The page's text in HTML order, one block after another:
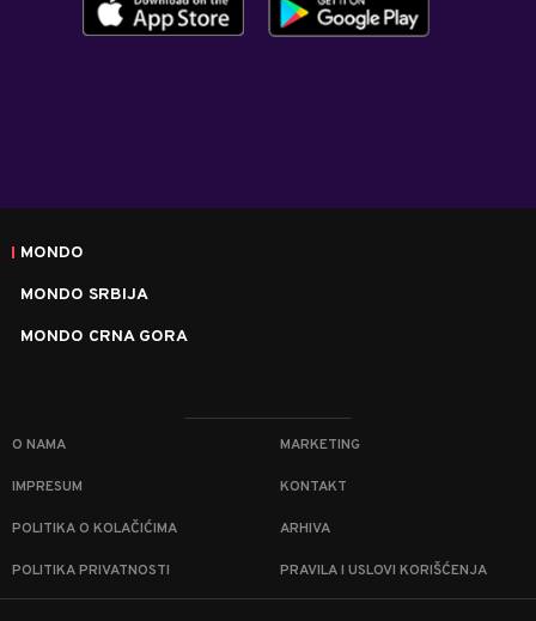
MONDO
MONDO SRBIJA
MONDO CRNA GORA
O NAMA MARKETING
IMPRESUM KONTAKT
POLITIKA O KOLAČIĆIMA ARHIVA
POLITIKA PRIVATNOSTI PRAVILA I USLOVI KORIŠĆENJA